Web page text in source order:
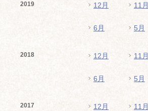
2019 12月 11月
6月 5月
2018 12月 11月
6月 5月
2017 12月 11月